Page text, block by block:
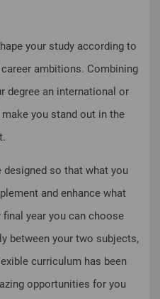
your study according to
ambitions. Combining
degree an international or
you stand out in the
so that what you
and enhance what
year you can choose
between your two subjects,
curriculum has been
opportunities for you